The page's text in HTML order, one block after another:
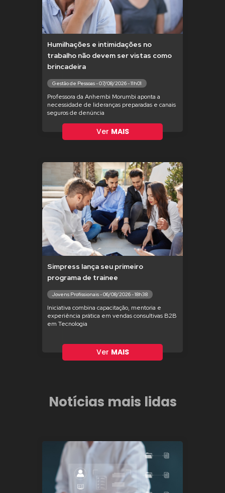
Humilhações e intimidações no
trabalho não devem ser vistas como
brincadeira
Gestão de Pessoas - 07/08/2026 - 11h01
Professora da Anhembi Morumbi aponta a
necessidade de lideranças preparadas e canais
seguros de denúncia
Ver MAIS
Simpress lança seu primeiro
programa de trainee
Jovens Profissionais - 06/08/2026 - 18h38
Iniciativa combina capacitação, mentoria e
experiência prática em vendas consultivas B2B
em Tecnologia
Ver MAIS
Notícias mais lidas